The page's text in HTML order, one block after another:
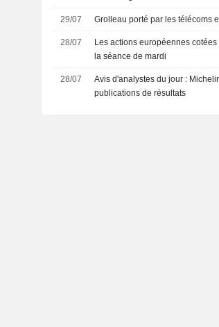
29/07 Grolleau porté par les télécoms
28/07
Les actions européennes
la séance de mardi
28/07
Avis d'analystes du jour :
publications de résultats